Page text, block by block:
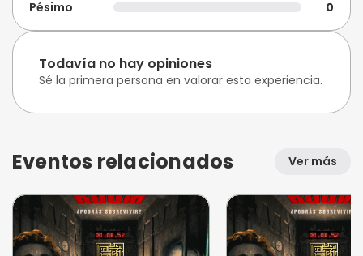
Pésimo
0
Todavía no hay opiniones
Sé la primera persona en valorar esta experiencia.
Eventos relacionados Ver más